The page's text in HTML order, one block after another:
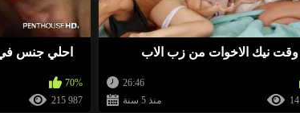
أن آلاف الفتيات العازبات ينتظرن ممارسة الجنس. انظروا
أن آلاف الفتيات العازبات ينتظرن ممارسة الجنس. انظروا
احلي جنس
70%
215 987
وقت نيك الاخوات من زب الاب
26:46
منذ 5 سنة